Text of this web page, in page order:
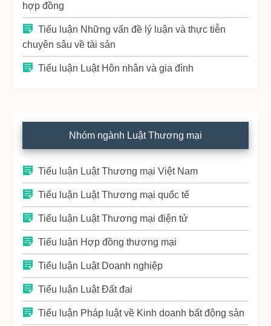
hợp đồng
Tiểu luận Những vấn đề lý luận và thực tiễn
chuyên sâu về tài sản
Tiểu luận Luật Hôn nhân và gia đình
Nhóm ngành Luật Thương mại
Tiểu luận Luật Thương mại Việt Nam
Tiểu luận Luật Thương mại quốc tế
Tiểu luận Luật Thương mại điện tử
Tiểu luận Hợp đồng thương mại
Tiểu luận Luật Doanh nghiệp
Tiểu luận Luật Đất đai
Tiểu luận Pháp luật về Kinh doanh bất động sản